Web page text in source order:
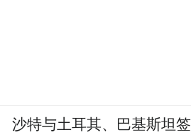
沙特与土耳其、巴基斯坦签